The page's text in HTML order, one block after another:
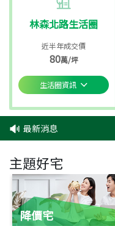
林森北路生活圈
近半年成交價
80萬/坪
生活圈資訊
最新消息
主題好宅
降價宅